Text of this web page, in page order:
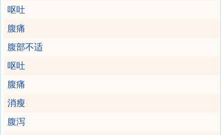
呕吐
腹痛
腹部不适
呕吐
腹痛
消瘦
腹泻